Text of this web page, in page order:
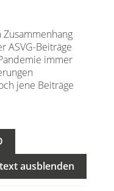
ASVG-Beiträge
immer
jene Beiträge
ausblenden